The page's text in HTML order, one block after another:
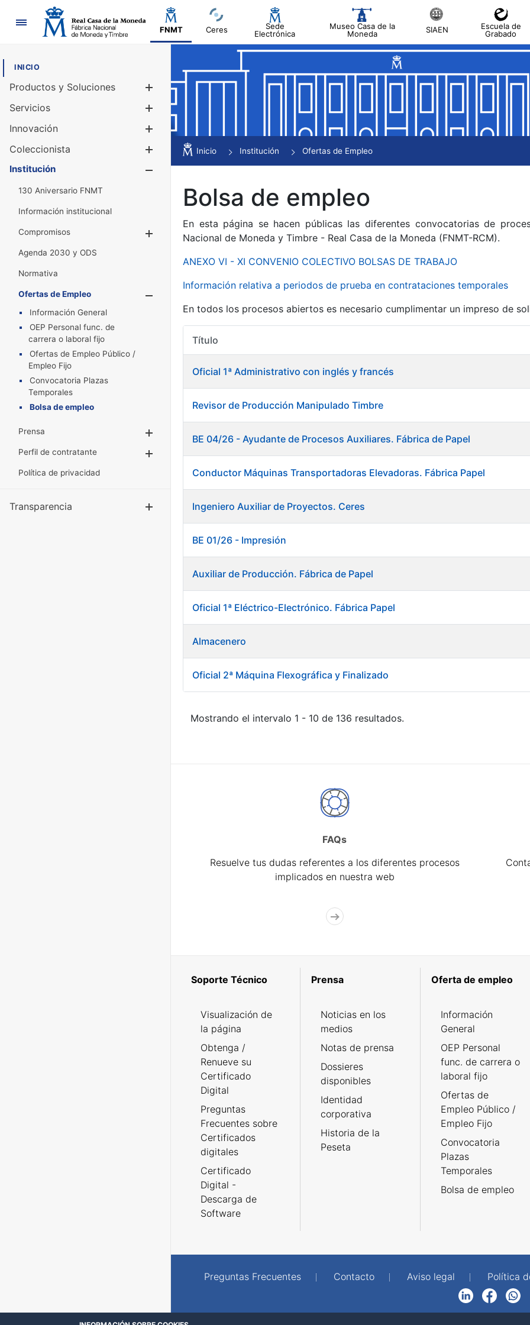
Navegación
FNMT Ceres
Sede
Electrónica
Museo Casa de la
Moneda
SIAEN
Escuela de
Grabado
INICIO
Productos y Soluciones
Mostrar/Ocultar
Servicios
Innovación
Coleccionista
Mostrar/Ocultar
Institución
130 Aniversario FNMT
Información institucional
Compromisos
Mostrar/Ocultar
Agenda 2030 y ODS
Normativa
Ofertas de Empleo
Información General
OEP Personal func. de
carrera o laboral fijo
Ofertas de Empleo Público /
Empleo Fijo
Convocatoria Plazas
Temporales
Bolsa de empleo
Prensa
Mostrar/Ocultar
Perfil de contratante
Política de privacidad
Transparencia Mostrar/Ocultar
Inicio Institución Ofertas de Empleo
Bolsa de empleo
En esta página se hacen públicas las diferentes convocatorias de
Nacional de Moneda y Timbre - Real Casa de la Moneda (FNMT-RCM).
ANEXO VI - XI CONVENIO COLECTIVO BOLSAS DE TRABAJO
Información relativa a periodos de prueba en contrataciones temporales
En todos los procesos abiertos es necesario cumplimentar un impreso de
Título
Oficial 1ª Administrativo con inglés y francés
Revisor de Producción Manipulado Timbre
BE 04/26 - Ayudante de Procesos Auxiliares. Fábrica de Papel
Conductor Máquinas Transportadoras Elevadoras. Fábrica Papel
Ingeniero Auxiliar de Proyectos. Ceres
BE 01/26 - Impresión
Auxiliar de Producción. Fábrica de Papel
Oficial 1ª Eléctrico-Electrónico. Fábrica Papel
Almacenero
Oficial 2ª Máquina Flexográfica y Finalizado
Mostrando el intervalo 1 - 10 de 136 resultados.
FAQs
Resuelve tus dudas referentes a los diferentes procesos
implicados en nuestra web
Soporte Técnico
Visualización de
la página
Obtenga /
Renueve su
Certificado
Digital
Preguntas
Frecuentes sobre
Certificados
digitales
Certificado
Digital -
Descarga de
Software
Prensa
Noticias en los
medios
Notas de prensa
Dossieres
disponibles
Identidad
corporativa
Historia de la
Peseta
Oferta de empleo
Información
General
OEP Personal
func. de carrera o
laboral fijo
Ofertas de
Empleo Público /
Empleo Fijo
Convocatoria
Plazas
Temporales
Bolsa de empleo
Preguntas Frecuentes Contacto Aviso legal Política
FacebookWhatsApp